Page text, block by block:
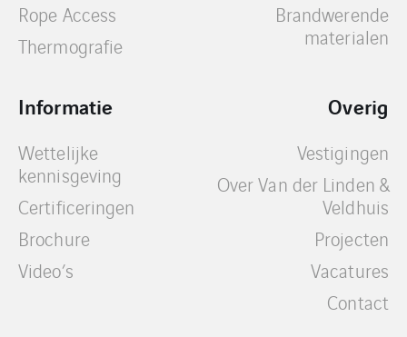
Rope Access
Thermografie
Brandwerende
materialen
Informatie
Wettelijke
kennisgeving
Certificeringen
Brochure
Video’s
Overig
Vestigingen
Over Van der Linden &
Veldhuis
Projecten
Vacatures
Contact